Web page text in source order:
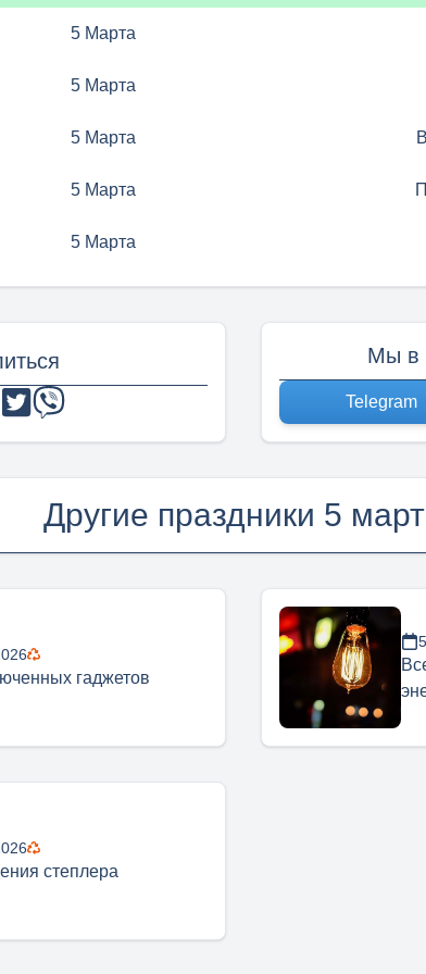
5 Марта
5 Марта
5 Марта
5 Марта
5 Марта
Мы в
Telegram
Другие праздники 5
гаджетов
степлера